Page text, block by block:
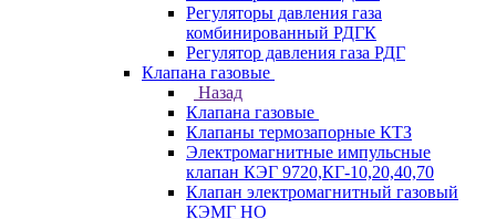
Регуляторы давления газа
комбинированный РДГК
Регулятор давления газа РДГ
Клапана газовые
Назад
Клапана газовые
Клапаны термозапорные КТЗ
Электромагнитные импульсные
клапан КЭГ 9720,КГ-10,20,40,70
Клапан электромагнитный газовый
КЭМГ НО